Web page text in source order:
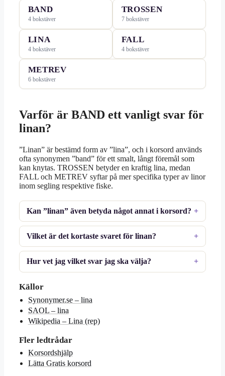
BAND
4 bokstäver
TROSSEN
7 bokstäver
LINA
4 bokstäver
FALL
4 bokstäver
METREV
6 bokstäver
Varför är BAND ett vanligt svar för
linan?
”Linan” är bestämd form av ”lina”, och i korsord används
ofta synonymen ”band” för ett smalt, långt föremål som
kan knytas. TROSSEN betyder en kraftig lina, medan
FALL och METREV syftar på mer specifika typer av linor
inom segling respektive fiske.
Kan ”linan” även betyda något annat i korsord?
Vilket är det kortaste svaret för linan?
Hur vet jag vilket svar jag ska välja?
Källor
Synonymer.se – lina
SAOL – lina
Wikipedia – Lina (rep)
Fler ledtrådar
Korsordshjälp
Lätta Gratis korsord